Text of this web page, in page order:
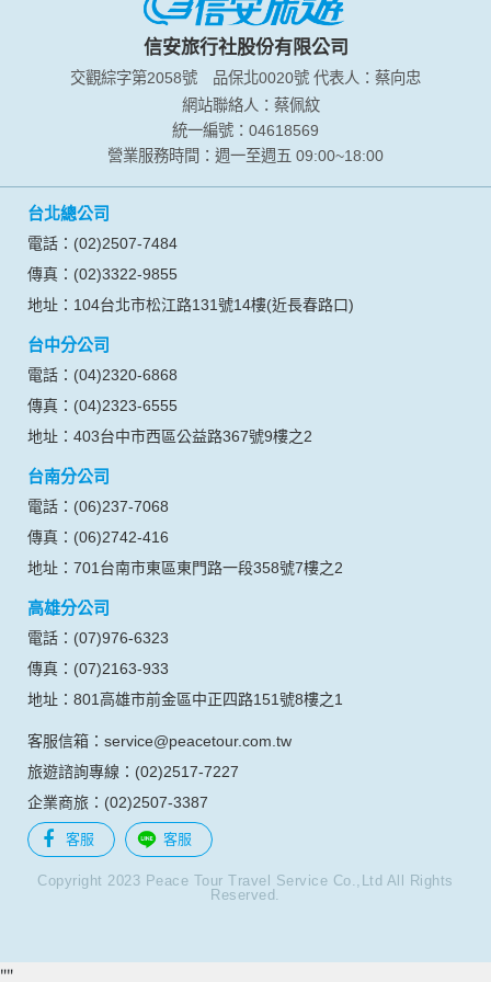
信安旅行社股份有限公司
交觀綜字第2058號 品保北0020號 代表人：蔡向忠
網站聯絡人：蔡佩紋
統一編號：04618569
營業服務時間：週一至週五 09:00~18:00
台北總公司
電話：(02)2507-7484
傳真：(02)3322-9855
地址：104台北市松江路131號14樓(近長春路口)
台中分公司
電話：(04)2320-6868
傳真：(04)2323-6555
地址：403台中市西區公益路367號9樓之2
台南分公司
電話：(06)237-7068
傳真：(06)2742-416
地址：701台南市東區東門路一段358號7樓之2
高雄分公司
電話：(07)976-6323
傳真：(07)2163-933
地址：801高雄市前金區中正四路151號8樓之1
客服信箱：service@peacetour.com.tw
旅遊諮詢專線：(02)2517-7227
企業商旅：(02)2507-3387
客服 客服
Copyright 2023 Peace Tour Travel Service Co.,Ltd All Rights
Reserved.
""